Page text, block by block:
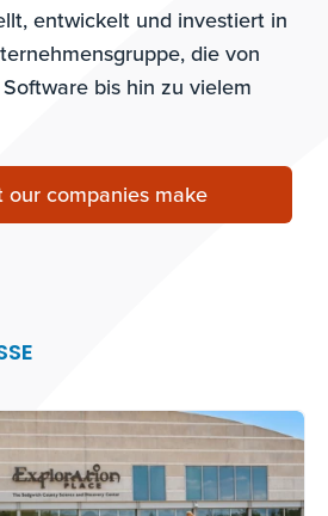
entwickelt und investiert in
die von
bis hin zu vielem
our companies make